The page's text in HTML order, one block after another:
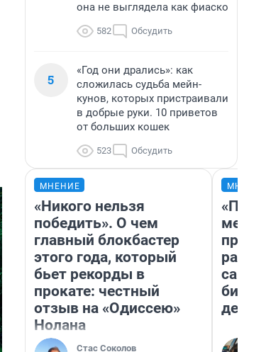
она не выглядела как фиаско
582 Обсудить
5
«Год они дрались»: как
сложилась судьба мейн-
кунов, которых пристраивали
в добрые руки. 10 приветов
от больших кошек
523 Обсудить
МНЕНИЕ
«Никого нельзя
победить». О чем
главный блокбастер
этого года, который
бьет рекорды в
прокате: честный
отзыв на «Одиссею»
Нолана
Стас Соколов